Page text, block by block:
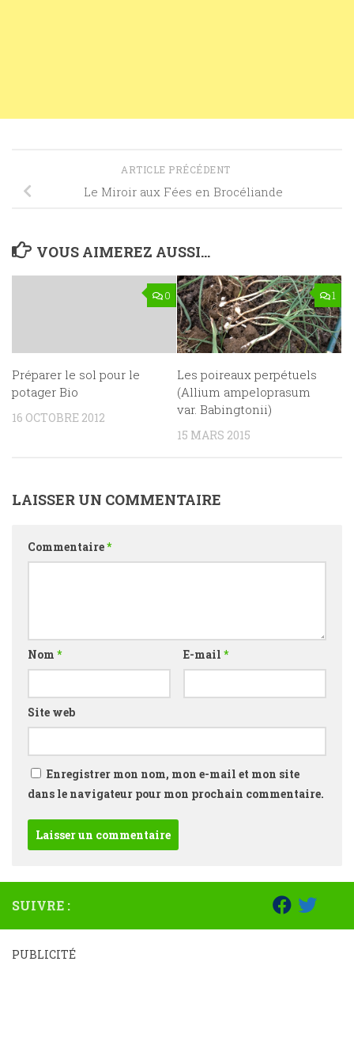
ARTICLE PRÉCÉDENT
Le Miroir aux Fées en Brocéliande
VOUS AIMEREZ AUSSI...
0
Préparer le sol pour le
potager Bio
16 OCTOBRE 2012
1
Les poireaux perpétuels
(Allium ampeloprasum
var. Babingtonii)
15 MARS 2015
LAISSER UN COMMENTAIRE
Commentaire*
Nom * E-mail *
Site web
Enregistrer mon nom, mon e-mail et mon site
dans le navigateur pour mon prochain commentaire.
SUIVRE :
PUBLICITÉ